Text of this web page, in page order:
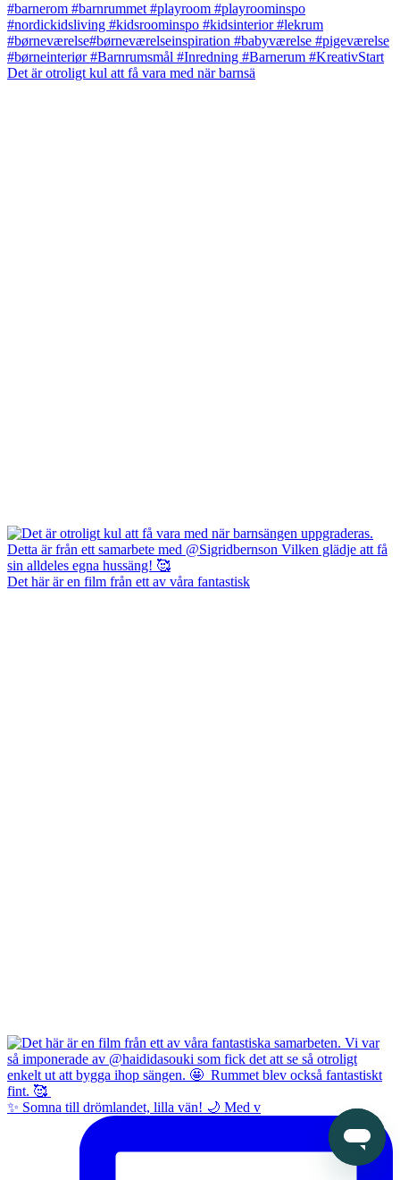
Det är otroligt kul att få vara med när barnsä
Det här är en film från ett av våra fantastisk
✨ Somna till drömlandet, lilla vän! 🌙 Med v